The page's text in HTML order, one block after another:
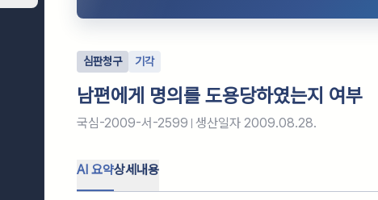
심판청구 기각
남편에게 명의를 도용당하였는지 여부
국심-2009-서-2599 생산일자 2009.08.28.
AI 요약상세내용